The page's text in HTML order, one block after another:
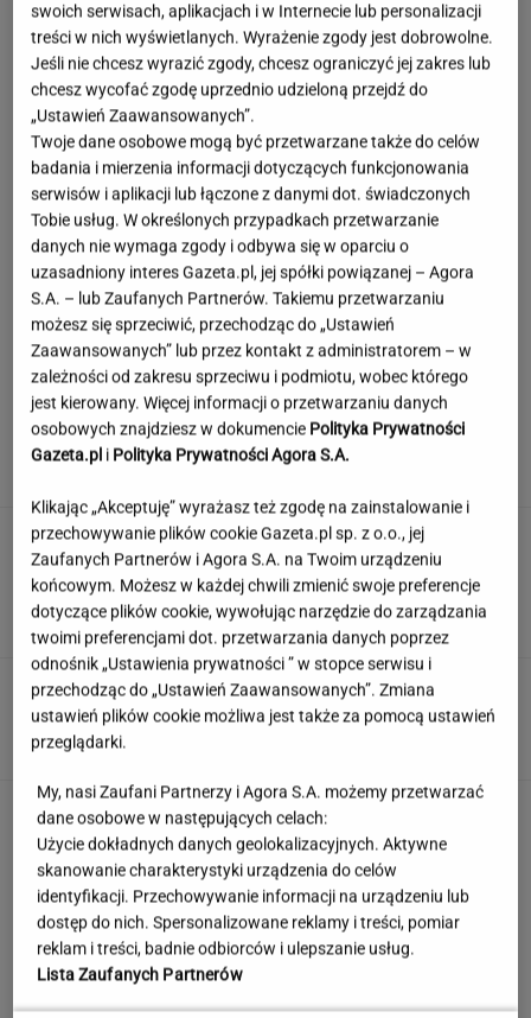
Oto darmowy sposób na
odcinkowe pomiary prędkości. Polski program
Wachowicz wraz z Kurzopkami
pożegnała się z "halo tu polsat". Mówi o
zaskoczeniu
MARCIN WOLNIAK
Rozwiąż quiz geograficzny i dopasuj miasto do
państwa. Zdobędziesz 9/13?
Jeden wakacyjny nawyk może mieć
nieprzyjemne konsekwencje. Też tak robisz?
MATERIAŁ PROMOCYJNY
Partnerka Litewki po jego
śmierci: Niektórzy zlecieli się jak sępy
SUBSKRYPCJA
swoich serwisach, aplikacjach i w Internecie lub personalizacji
treści w nich wyświetlanych. Wyrażenie zgody jest dobrowolne.
Jeśli nie chcesz wyrazić zgody, chcesz ograniczyć jej zakres lub
chcesz wycofać zgodę uprzednio udzieloną przejdź do
„Ustawień Zaawansowanych”.
Twoje dane osobowe mogą być przetwarzane także do celów
badania i mierzenia informacji dotyczących funkcjonowania
serwisów i aplikacji lub łączone z danymi dot. świadczonych
Tobie usług. W określonych przypadkach przetwarzanie
danych nie wymaga zgody i odbywa się w oparciu o
uzasadniony interes Gazeta.pl, jej spółki powiązanej – Agora
S.A. – lub Zaufanych Partnerów. Takiemu przetwarzaniu
możesz się sprzeciwić, przechodząc do „Ustawień
Zaawansowanych” lub przez kontakt z administratorem – w
zależności od zakresu sprzeciwu i podmiotu, wobec którego
jest kierowany. Więcej informacji o przetwarzaniu danych
osobowych znajdziesz w dokumencie Polityka Prywatności
Gazeta.pl i Polityka Prywatności Agora S.A.
Klikając „Akceptuję” wyrażasz też zgodę na zainstalowanie i
przechowywanie plików cookie Gazeta.pl sp. z o.o., jej
Zaufanych Partnerów i Agora S.A. na Twoim urządzeniu
końcowym. Możesz w każdej chwili zmienić swoje preferencje
dotyczące plików cookie, wywołując narzędzie do zarządzania
twoimi preferencjami dot. przetwarzania danych poprzez
odnośnik „Ustawienia prywatności ” w stopce serwisu i
przechodząc do „Ustawień Zaawansowanych”. Zmiana
ustawień plików cookie możliwa jest także za pomocą ustawień
przeglądarki.
My, nasi Zaufani Partnerzy i Agora S.A. możemy przetwarzać
dane osobowe w następujących celach:
Użycie dokładnych danych geolokalizacyjnych. Aktywne
skanowanie charakterystyki urządzenia do celów
identyfikacji. Przechowywanie informacji na urządzeniu lub
dostęp do nich. Spersonalizowane reklamy i treści, pomiar
reklam i treści, badnie odbiorców i ulepszanie usług.
Lista Zaufanych Partnerów